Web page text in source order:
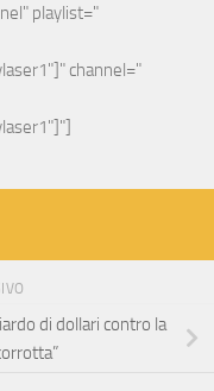
playlist="
channel="
di dollari contro la